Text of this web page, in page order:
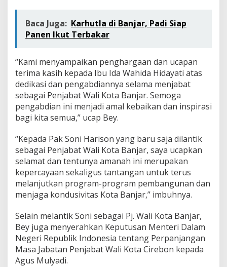
Baca Juga: Karhutla di Banjar, Padi Siap
Panen Ikut Terbakar
“Kami menyampaikan penghargaan dan ucapan
terima kasih kepada Ibu Ida Wahida Hidayati atas
dedikasi dan pengabdiannya selama menjabat
sebagai Penjabat Wali Kota Banjar. Semoga
pengabdian ini menjadi amal kebaikan dan inspirasi
bagi kita semua,” ucap Bey.
“Kepada Pak Soni Harison yang baru saja dilantik
sebagai Penjabat Wali Kota Banjar, saya ucapkan
selamat dan tentunya amanah ini merupakan
kepercayaan sekaligus tantangan untuk terus
melanjutkan program-program pembangunan dan
menjaga kondusivitas Kota Banjar,” imbuhnya.
Selain melantik Soni sebagai Pj. Wali Kota Banjar,
Bey juga menyerahkan Keputusan Menteri Dalam
Negeri Republik Indonesia tentang Perpanjangan
Masa Jabatan Penjabat Wali Kota Cirebon kepada
Agus Mulyadi.